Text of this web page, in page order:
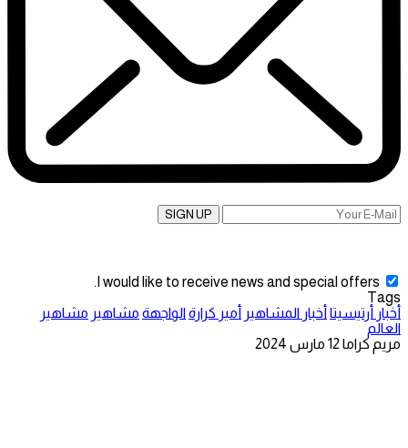
SIGN UP
I would like to receive news and special offers.
Tags
أخبار أرتيسيتا أخبار المشاهير أمير كرارة الواجهة مشاهير مشاهير
العالم
مريم كراما12 مارس 2024